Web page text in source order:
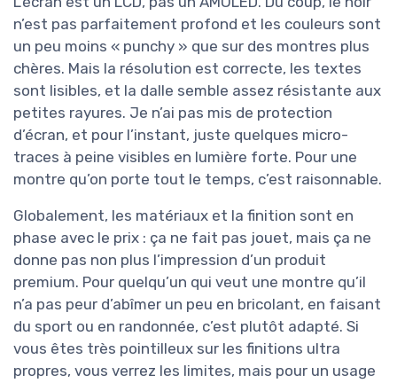
n’est pas parfaitement profond et les couleurs sont
un peu moins « punchy » que sur des montres plus
chères. Mais la résolution est correcte, les textes
sont lisibles, et la dalle semble assez résistante aux
petites rayures. Je n’ai pas mis de protection
d’écran, et pour l’instant, juste quelques micro-
traces à peine visibles en lumière forte. Pour une
montre qu’on porte tout le temps, c’est raisonnable.
Globalement, les matériaux et la finition sont en
phase avec le prix : ça ne fait pas jouet, mais ça ne
donne pas non plus l’impression d’un produit
premium. Pour quelqu’un qui veut une montre qu’il
n’a pas peur d’abîmer un peu en bricolant, en faisant
du sport ou en randonnée, c’est plutôt adapté. Si
vous êtes très pointilleux sur les finitions ultra
propres, vous verrez les limites, mais pour un usage